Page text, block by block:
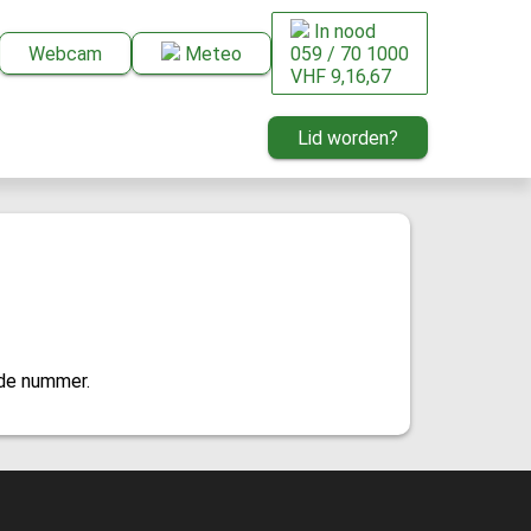
Webcam Meteo
In nood
059 / 70 1000
VHF 9,16,67
Lid worden?
nummer.